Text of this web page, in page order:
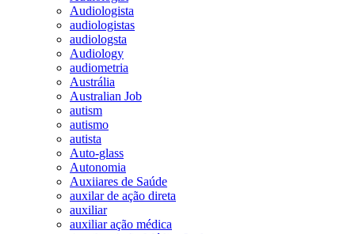
Audiologista
audiologistas
audiologsta
Audiology
audiometria
Austrália
Australian Job
autism
autismo
autista
Auto-glass
Autonomia
Auxiiares de Saúde
auxilar de ação direta
auxiliar
auxiliar ação médica